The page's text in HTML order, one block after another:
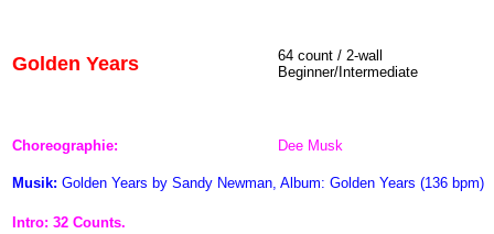
Golden Years
64 count / 2-wall
Beginner/Intermediate
Choreographie: Dee Musk
Musik: Golden Years by Sandy Newman, Album: Golden Years (136 bpm)
Intro: 32 Counts.